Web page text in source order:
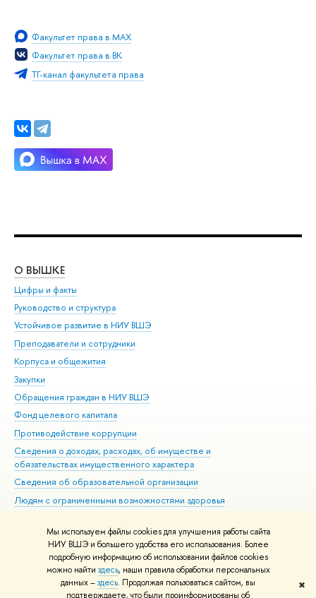
Мы используем файлы cookies для улучшения работы сайта
НИУ ВШЭ и большего удобства его использования. Более
подробную информацию об использовании файлов cookies
можно найти здесь, наши правила обработки персональных
данных –здесь. Продолжая пользоваться сайтом, вы
подтверждаете, что были проинформированы об
✖
Факультет права в MAX
Факультет права в ВК
ТГ-канал факультета права
О ВЫШКЕ
Цифры и факты
Руководство и структура
Устойчивое развитие в НИУ ВШЭ
Преподаватели и сотрудники
Корпуса и общежития
Закупки
Обращения граждан в НИУ ВШЭ
Фонд целевого капитала
Противодействие коррупции
Сведения о доходах, расходах, об имуществе и
обязательствах имущественного характера
Сведения об образовательной организации
Людям с ограниченными возможностями здоровья
Работа в Вышке